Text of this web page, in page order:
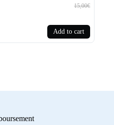
15,00€
Add to cart